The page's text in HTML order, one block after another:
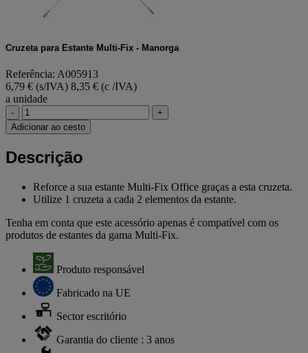
Cruzeta para Estante Multi-Fix - Manorga
Referência: A005913
6,79 € (s/IVA) 8,35 € (c /IVA)
a unidade
-
+
Adicionar ao cesto
Descrição
Reforce a sua estante Multi-Fix Office graças a esta cruzeta.
Utilize 1 cruzeta a cada 2 elementos da estante.
Tenha em conta que este acessório apenas é compatível com os
produtos de estantes da gama Multi-Fix.
Produto responsável
Fabricado na UE
Sector escritório
Garantia do cliente : 3 anos